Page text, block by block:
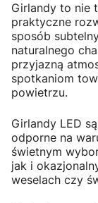
Girlandy to nie
praktyczne
sposób
naturalnego
przyjazną
spotkaniom
powietrzu.
Girlandy LED
odporne na
świetnym
jak i
weselach czy